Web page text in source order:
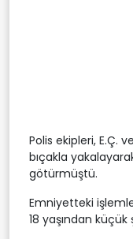
Polis ekipleri, E.Ç.
bıçakla
götürmüştü.
Emniyetteki
18 yaşından küçük